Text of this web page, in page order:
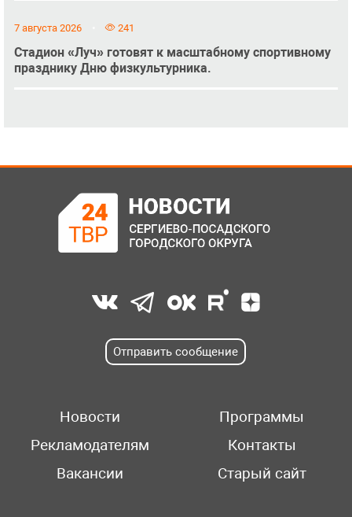
7 августа 2026 241
Стадион «Луч» готовят к масштабному спортивному
празднику Дню физкультурника.
Отправить сообщение
Новости
Программы
Рекламодателям
Контакты
Вакансии
Старый сайт